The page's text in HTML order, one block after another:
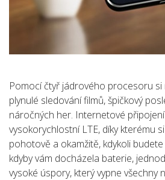
Pomocí čtyř jádrového procesoru si
plynulé sledování filmů, špičkový
náročných her. Internetové
vysokorychlostní LTE, díky kterému
pohotově a okamžitě, kdykoli
kdyby vám docházela baterie,
vysoké úspory, který vypne všechny